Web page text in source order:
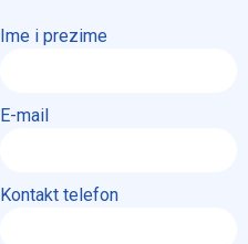
Ime i prezime
E-mail
Kontakt telefon